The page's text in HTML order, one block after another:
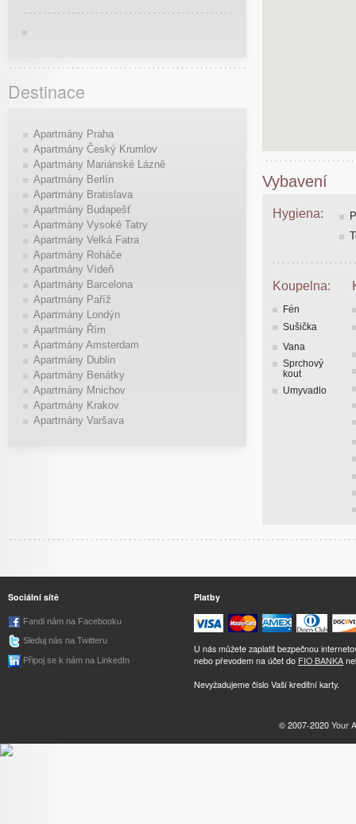
Vybavení
Hygiena:
Koupelna:
Fén
Sušička
Vana
Sprchový
kout
Umyvadlo
Destinace
Apartmány Praha
Apartmány Český Krumlov
Apartmány Mariánské Lázně
Apartmány Berlín
Apartmány Bratislava
Apartmány Budapešť
Apartmány Vysoké Tatry
Apartmány Velká Fatra
Apartmány Roháče
Apartmány Vídeň
Apartmány Barcelona
Apartmány Paříž
Apartmány Londýn
Apartmány Řím
Apartmány Amsterdam
Apartmány Dublin
Apartmány Benátky
Apartmány Mnichov
Apartmány Krakov
Apartmány Varšava
Sociální sítě
Fandi nám na Facebooku
Sleduj nás na Twitteru
Připoj se k nám na LinkedIn
Platby
U nás můžete zaplatit bezpečnou
nebo převodem na účet do FIO BANKA
Nevyžadujeme číslo Vaší kreditní karty.
© 2007-2020 Your